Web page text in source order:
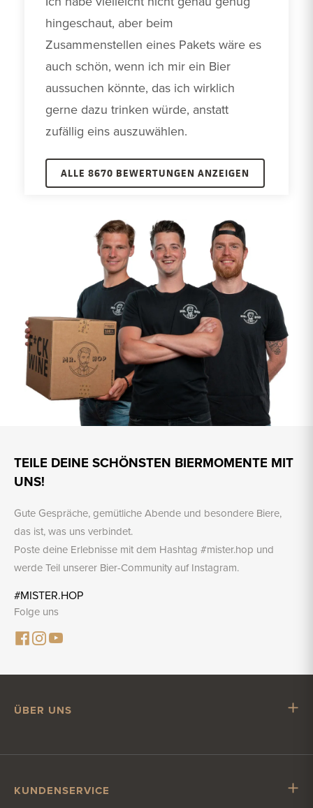
hingeschaut, aber beim
Zusammenstellen eines Pakets wäre es
auch schön, wenn ich mir ein Bier
aussuchen könnte, das ich wirklich
gerne dazu trinken würde, anstatt
zufällig eins auszuwählen.
ALLE 8670 BEWERTUNGEN ANZEIGEN
TEILE DEINE SCHÖNSTEN BIERMOMENTE MIT
UNS!
Gute Gespräche, gemütliche Abende und besondere Biere,
das ist, was uns verbindet.
Poste deine Erlebnisse mit dem Hashtag #mister.hop und
werde Teil unserer Bier-Community auf Instagram.
#MISTER.HOP
Folge uns
ÜBER UNS
Stellenangebote
KUNDENSERVICE